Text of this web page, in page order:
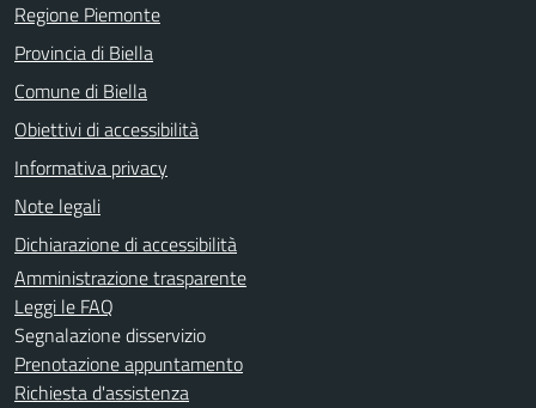
Regione Piemonte
Provincia di Biella
Comune di Biella
Obiettivi di accessibilità
Informativa privacy
Note legali
Dichiarazione di accessibilità
Amministrazione trasparente
Leggi le FAQ
Segnalazione disservizio
Prenotazione appuntamento
Richiesta d'assistenza